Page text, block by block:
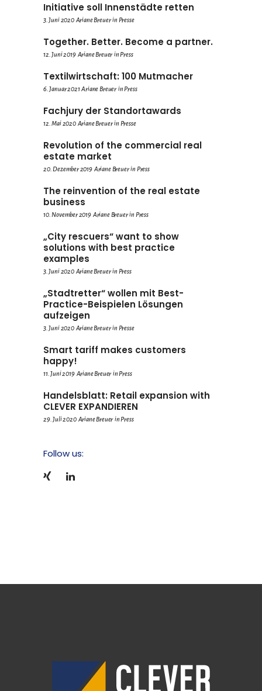
Initiative soll Innenstädte retten
3. Juni 2020 Ariane Breuer in Presse
Together. Better. Become a partner.
12. Juni 2019 Ariane Breuer in Press
Textilwirtschaft: 100 Mutmacher
6. Januar 2021 Ariane Breuer in Press
Fachjury der Standortawards
12. Mai 2020 Ariane Breuer in Presse
Revolution of the commercial real
estate market
20. Dezember 2019 Ariane Breuer in Press
The reinvention of the real estate
business
10. November 2019 Ariane Breuer in Press
„City rescuers“ want to show
solutions with best practice
examples
3. Juni 2020 Ariane Breuer in Press
„Stadtretter“ wollen mit Best-
Practice-Beispielen Lösungen
aufzeigen
3. Juni 2020 Ariane Breuer in Presse
Smart tariff makes customers
happy!
11. Juni 2019 Ariane Breuer in Press
Handelsblatt: Retail expansion with
CLEVER EXPANDIEREN
29. Juli 2020 Ariane Breuer in Press
Follow us: